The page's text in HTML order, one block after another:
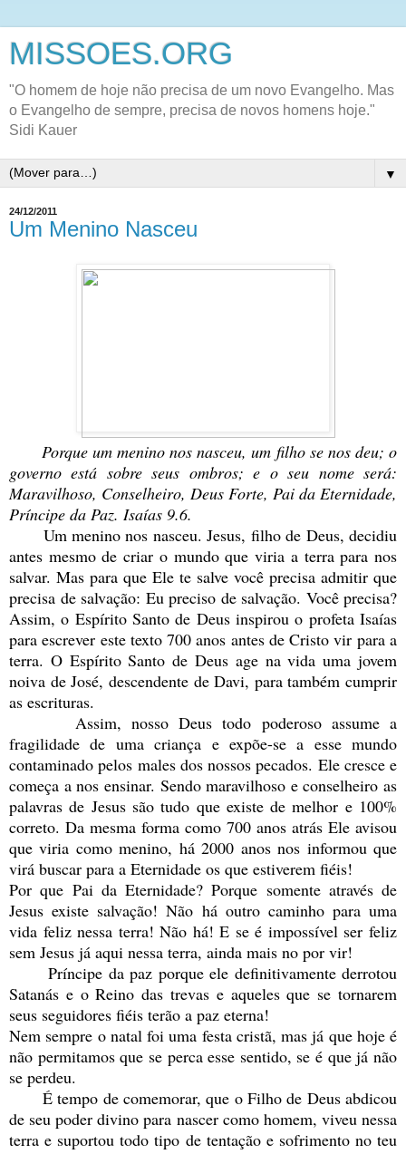
MISSOES.ORG
"O homem de hoje não precisa de um novo Evangelho. Mas
o Evangelho de sempre, precisa de novos homens hoje."
Sidi Kauer
▼
24/12/2011
Um Menino Nasceu
Porque um menino nos nasceu, um filho se nos deu; o
governo está sobre seus ombros; e o seu nome será:
Maravilhoso, Conselheiro, Deus Forte, Pai da Eternidade,
Príncipe da Paz. Isaías 9.6.
Um menino nos nasceu. Jesus, filho de Deus, decidiu
antes mesmo de criar o mundo que viria a terra para nos
salvar. Mas para que Ele te salve você precisa admitir que
precisa de salvação: Eu preciso de salvação. Você precisa?
Assim, o Espírito Santo de Deus inspirou o profeta Isaías
para escrever este texto 700 anos antes de Cristo vir para a
terra. O Espírito Santo de Deus age na vida uma jovem
noiva de José, descendente de Davi, para também cumprir
as escrituras.
Assim, nosso Deus todo poderoso assume a
fragilidade de uma criança e expõe-se a esse mundo
contaminado pelos males dos nossos pecados. Ele cresce e
começa a nos ensinar. Sendo maravilhoso e conselheiro as
palavras de Jesus são tudo que existe de melhor e 100%
correto. Da mesma forma como 700 anos atrás Ele avisou
que viria como menino, há 2000 anos nos informou que
virá buscar para a Eternidade os que estiverem fiéis!
Por que Pai da Eternidade? Porque somente através de
Jesus existe salvação! Não há outro caminho para uma
vida feliz nessa terra! Não há! E se é impossível ser feliz
sem Jesus já aqui nessa terra, ainda mais no por vir!
Príncipe da paz porque ele definitivamente derrotou
Satanás e o Reino das trevas e aqueles que se tornarem
seus seguidores fiéis terão a paz eterna!
Nem sempre o natal foi uma festa cristã, mas já que hoje é
não permitamos que se perca esse sentido, se é que já não
se perdeu.
É tempo de comemorar, que o Filho de Deus abdicou
de seu poder divino para nascer como homem, viveu nessa
terra e suportou todo tipo de tentação e sofrimento no teu